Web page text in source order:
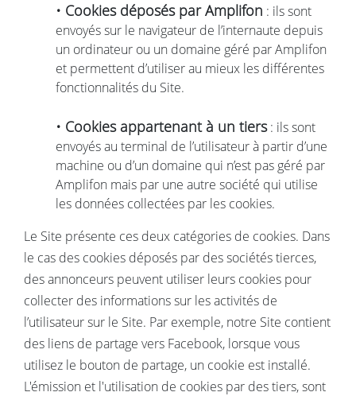
• Cookies déposés par Amplifon : ils sont
envoyés sur le navigateur de l’internaute depuis
un ordinateur ou un domaine géré par Amplifon
et permettent d’utiliser au mieux les différentes
fonctionnalités du Site.
• Cookies appartenant à un tiers: ils sont
envoyés au terminal de l’utilisateur à partir d’une
machine ou d’un domaine qui n’est pas géré par
Amplifon mais par une autre société qui utilise
les données collectées par les cookies.
Le Site présente ces deux catégories de cookies. Dans
le cas des cookies déposés par des sociétés tierces,
des annonceurs peuvent utiliser leurs cookies pour
collecter des informations sur les activités de
l’utilisateur sur le Site. Par exemple, notre Site contient
des liens de partage vers Facebook, lorsque vous
utilisez le bouton de partage, un cookie est installé.
L'émission et l'utilisation de cookies par des tiers, sont